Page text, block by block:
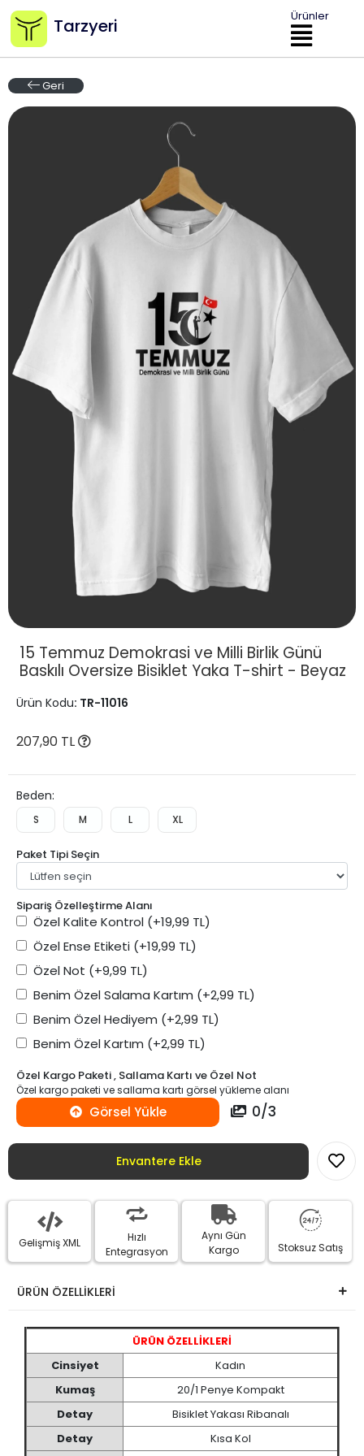
Tarzyeri Ürünler
Geri
15 Temmuz Demokrasi ve Milli Birlik Günü
Baskılı Oversize Bisiklet Yaka T-shirt - Beyaz
Ürün Kodu: TR-11016
207,90 TL
Beden:
S M L XL
Paket Tipi Seçin
Sipariş Özelleştirme Alanı
Özel Kalite Kontrol (+19,99 TL)
Özel Ense Etiketi (+19,99 TL)
Özel Not (+9,99 TL)
Benim Özel Salama Kartım (+2,99 TL)
Benim Özel Hediyem (+2,99 TL)
Benim Özel Kartım (+2,99 TL)
Özel Kargo Paketi , Sallama Kartı ve Özel Not
Özel kargo paketi ve sallama kartı görsel yükleme alanı
Görsel Yükle 0/3
Envantere Ekle
Gelişmiş XML
Hızlı
Entegrasyon
Aynı Gün
Kargo
Stoksuz Satış
ÜRÜN ÖZELLİKLERİ
ÜRÜN ÖZELLİKLERİ
Cinsiyet
Kadın
Kumaş
20/1 Penye Kompakt
Detay
Bisiklet Yakası Ribanalı
Detay
Kısa Kol